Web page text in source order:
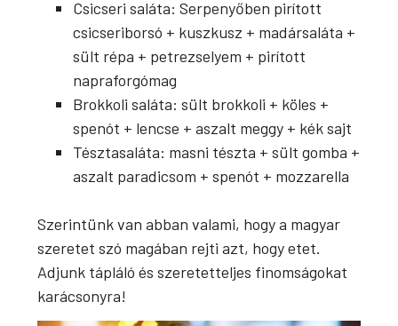
Csicseri saláta: Serpenyőben pirított
csicseriborsó + kuszkusz + madársaláta +
sült répa + petrezselyem + pirított
napraforgómag
Brokkoli saláta: sült brokkoli + köles +
spenót + lencse + aszalt meggy + kék sajt
Tésztasaláta: masni tészta + sült gomba +
aszalt paradicsom + spenót + mozzarella
Szerintünk van abban valami, hogy a magyar
szeretet szó magában rejti azt, hogy etet.
Adjunk tápláló és szeretetteljes finomságokat
karácsonyra!